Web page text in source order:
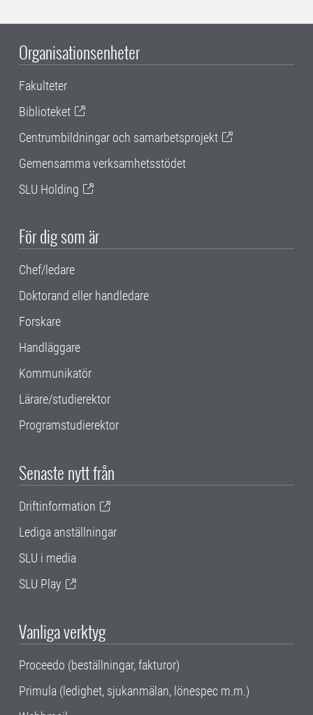
Organisationsenheter
Fakulteter
Biblioteket
Centrumbildningar och samarbetsprojekt
Gemensamma verksamhetsstödet
SLU Holding
För dig som är
Chef/ledare
Doktorand eller handledare
Forskare
Handläggare
Kommunikatör
Lärare/studierektor
Programstudierektor
Senaste nytt från
Driftinformation
Lediga anställningar
SLU i media
SLU Play
Vanliga verktyg
Proceedo (beställningar, fakturor)
Primula (ledighet, sjukanmälan, lönespec m.m.)